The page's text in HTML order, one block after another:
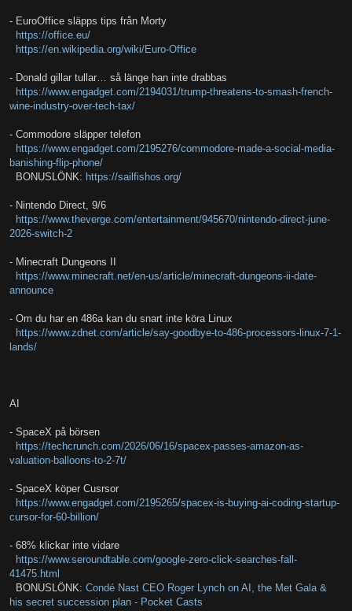
- EuroOffice släpps tips från Morty
https://office.eu/
https://en.wikipedia.org/wiki/Euro-Office
- Donald gillar tullar… så länge han inte drabbas
https://www.engadget.com/2194031/trump-threatens-to-smash-french-
wine-industry-over-tech-tax/
- Commodore släpper telefon
https://www.engadget.com/2195276/commodore-made-a-social-media-
banishing-flip-phone/
BONUSLÖNK: https://sailfishos.org/
- Nintendo Direct, 9/6
https://www.theverge.com/entertainment/945670/nintendo-direct-june-
2026-switch-2
- Minecraft Dungeons II
https://www.minecraft.net/en-us/article/minecraft-dungeons-ii-date-
announce
- Om du har en 486a kan du snart inte köra Linux
https://www.zdnet.com/article/say-goodbye-to-486-processors-linux-7-1-
lands/
AI
- SpaceX på börsen
https://techcrunch.com/2026/06/16/spacex-passes-amazon-as-
valuation-balloons-to-2-7t/
- SpaceX köper Cusrsor
https://www.engadget.com/2195265/spacex-is-buying-ai-coding-startup-
cursor-for-60-billion/
- 68% klickar inte vidare
https://www.seroundtable.com/google-zero-click-searches-fall-
41475.html
BONUSLÖNK: Condé Nast CEO Roger Lynch on AI, the Met Gala &
his secret succession plan - Pocket Casts